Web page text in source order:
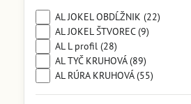
AL JOKEL OBDĹŽNIK (22)
AL JOKEL ŠTVOREC (9)
AL L profil (28)
AL TYČ KRUHOVÁ (89)
AL RÚRA KRUHOVÁ (55)